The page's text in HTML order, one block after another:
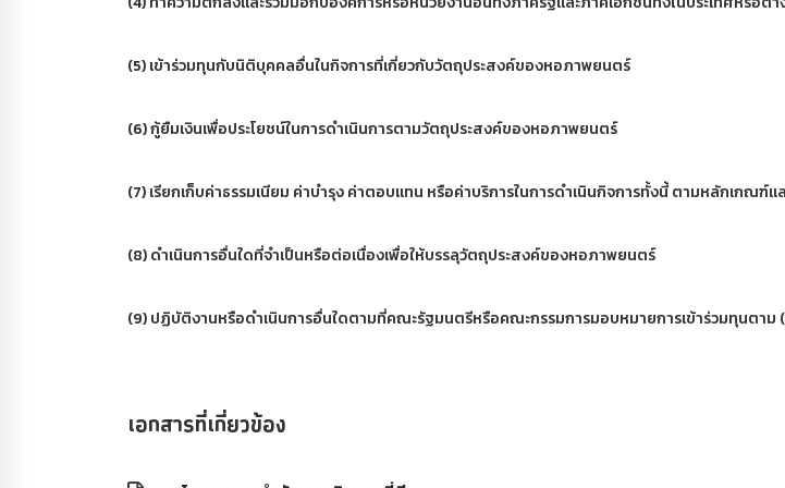
(5) เข้าร่วมทุนกับนิติบุคคลอื่นในกิจการที่เกี่ยวกับวัตถุประสงค์ของหอภาพยนตร์
(6) กู้ยืมเงินเพื่อประโยชน์ในการดำเนินการตามวัตถุประสงค์ของหอภาพยนตร์
(7) เรียกเก็บค่าธรรมเนียม ค่าบำรุง ค่าตอบแทน หรือค่าบริการในการดำเนินกิจการทั้งนี้ ตามหลักเกณฑ์
(8) ดำเนินการอื่นใดที่จำเป็นหรือต่อเนื่องเพื่อให้บรรลุวัตถุประสงค์ของหอภาพยนตร์
(9) ปฏิบัติงานหรือดำเนินการอื่นใดตามที่คณะรัฐมนตรีหรือคณะกรรมการมอบหมายการเข้าร่วมทุนตา
เอกสารที่เกี่ยวข้อง